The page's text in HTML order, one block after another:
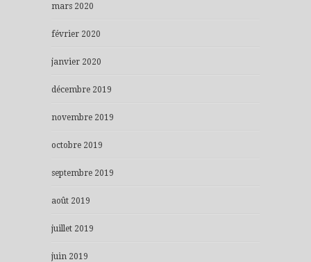
mars 2020
février 2020
janvier 2020
décembre 2019
novembre 2019
octobre 2019
septembre 2019
août 2019
juillet 2019
juin 2019